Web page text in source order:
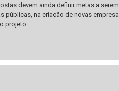
devem ainda definir metas a
na criação de novas
projeto.